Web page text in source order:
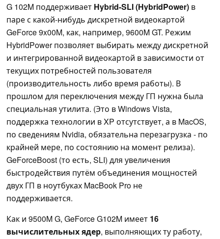
G 102M поддерживает Hybrid-SLI (HybridPower) в
паре с какой-нибудь дискретной видеокартой
GeForce 9x00M, как, например, 9600M GT. Режим
HybridPower позволяет выбирать между дискретной
и интегрированной видеокартой в зависимости от
текущих потребностей пользователя
(производительность либо время работы). В
прошлом для переключения между ГП нужна была
специальная утилита. (Это в Windows Vista,
поддержка технологии в XP отсутствует, а в MacOS,
по сведениям Nvidia, обязательна перезагрузка - по
крайней мере, по состоянию на момент релиза).
GeForceBoost (то есть, SLI) для увеличения
быстродействия путём объединения мощностей
двух ГП в ноутбуках MacBook Pro не
поддерживается.
Как и 9500M G, GeForce G102M имеет 16
вычислительных ядер, выполняющих ту работу,